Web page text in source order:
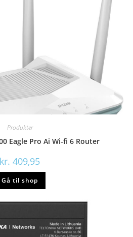
Produkter
Eagle Pro Ai Wi-fi 6 Router
kr. 409,95
Gå til shop